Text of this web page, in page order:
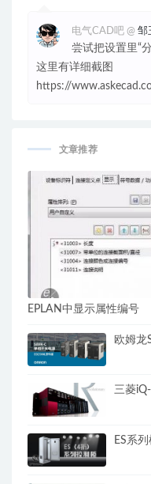
电气CAD吧 @ 邹
尝试把设置里“
这里有详细截图
https://
文章推荐
EPLAN中显示属性编号
欧姆龙
三菱
ES系